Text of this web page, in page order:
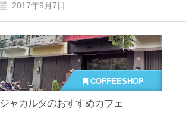
2017年9月7日
COFFEESHOP
ジャカルタのおすすめカフェ